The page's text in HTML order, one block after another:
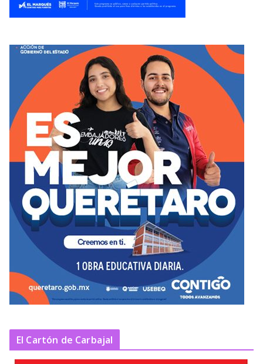
El Cartón de Carbajal